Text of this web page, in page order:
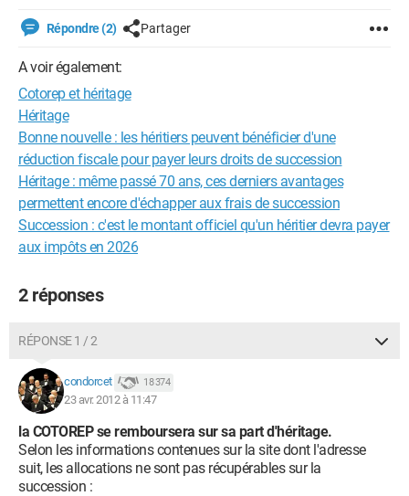
Répondre (2) Partager
A voir également:
Cotorep et héritage
Héritage
Bonne nouvelle : les héritiers peuvent bénéficier d'une
réduction fiscale pour payer leurs droits de succession
Héritage : même passé 70 ans, ces derniers avantages
permettent encore d'échapper aux frais de succession
Succession : c'est le montant officiel qu'un héritier devra payer
aux impôts en 2026
2 réponses
RÉPONSE 1 / 2
condorcet 18 374
23 avr. 2012 à 11:47
la COTOREP se remboursera sur sa part d'héritage.
Selon les informations contenues sur la site dont l'adresse
suit, les allocations ne sont pas récupérables sur la
succession :